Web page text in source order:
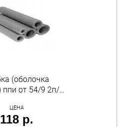
(оболочка
ппи от 54/9 2п/м
ЦЕНА
118 р.